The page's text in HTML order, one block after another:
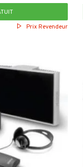
Prix Revendeur